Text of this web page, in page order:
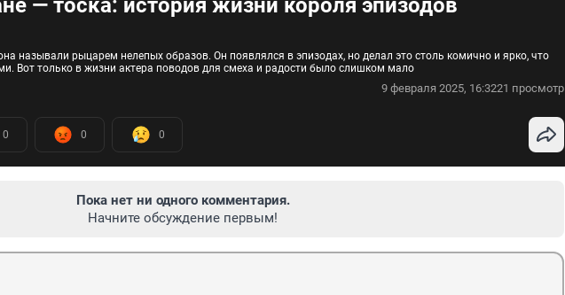
— тоска: история жизни короля эпизодов
называли рыцарем нелепых образов. Он появлялся в эпизодах, но делал это столь комично и ярко, что
Вот только в жизни актера поводов для смеха и радости было слишком мало
9 февраля 2025, 16:3221 просмотр
0 0 0
Пока нет ни одного комментария.
Начните обсуждение первым!